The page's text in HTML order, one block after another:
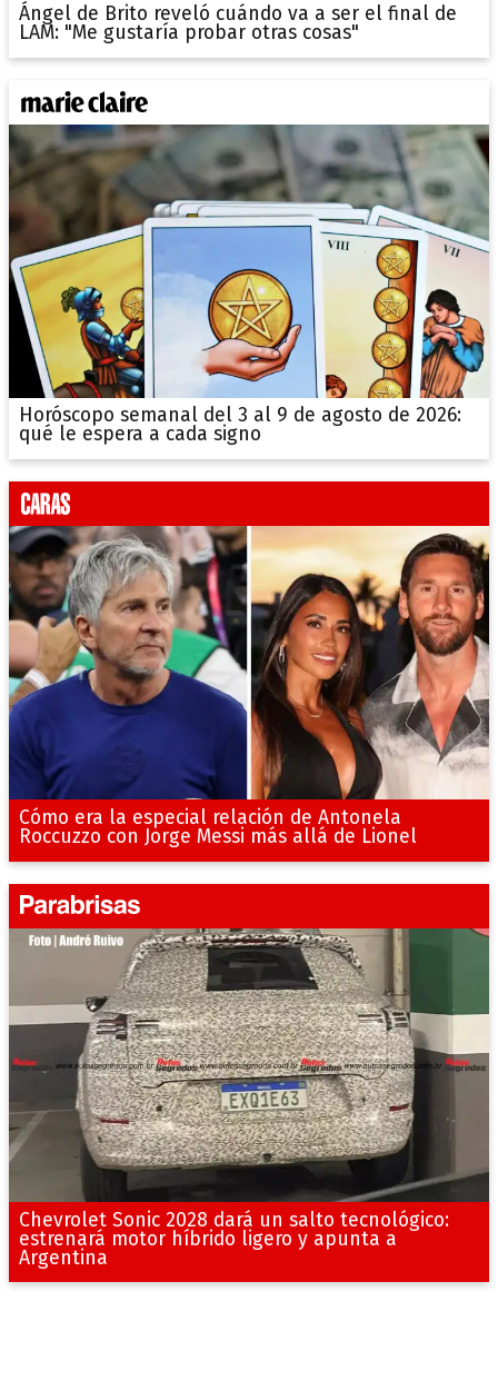
Ángel de Brito reveló cuándo va a ser el final de
LAM: "Me gustaría probar otras cosas"
Horóscopo semanal del 3 al 9 de agosto de 2026:
qué le espera a cada signo
Cómo era la especial relación de Antonela
Roccuzzo con Jorge Messi más allá de Lionel
Chevrolet Sonic 2028 dará un salto tecnológico:
estrenará motor híbrido ligero y apunta a
Argentina